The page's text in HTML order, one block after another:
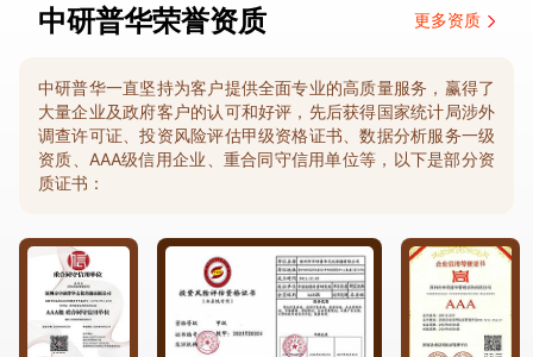
中研普华荣誉资质 更多资质
中研普华一直坚持为客户提供全面专业的高质量服务，赢得了
大量企业及政府客户的认可和好评，先后获得国家统计局涉外
调查许可证、投资风险评估甲级资格证书、数据分析服务一级
资质、AAA级信用企业、重合同守信用单位等，以下是部分资
质证书：